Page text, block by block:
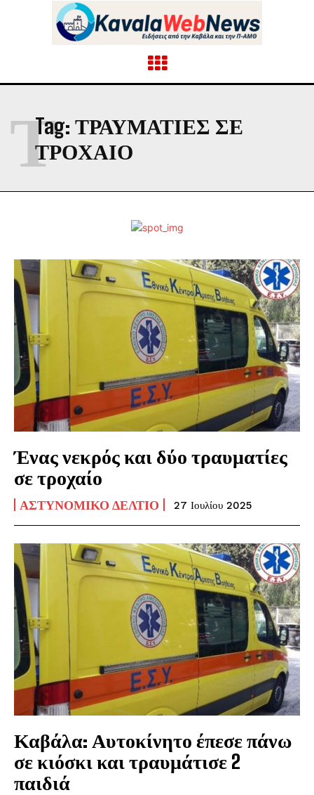
Tag: ΤΡΑΥΜΑΤΙΕΣ ΣΕ
ΤΡΟΧΑΙΟ
Τ
Ένας νεκρός και δύο τραυματίες
σε τροχαίο
ΑΣΤΥΝΟΜΙΚΌ ΔΕΛΤΊΟ 27 Ιουλίου 2025
Καβάλα: Αυτοκίνητο έπεσε πάνω
σε κιόσκι και τραυμάτισε 2
παιδιά